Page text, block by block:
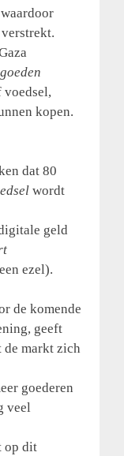
voedsel,
kopen.
dat 80
wordt
geld
ezel).
de komende
geeft
de markt zich
goederen
veel
op dit